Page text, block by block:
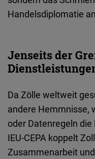
Handelsdiplomatie
Jenseits der
Da Zölle weltweit
andere Hemmnisse,
oder Datenregeln
IEU‑CEPA koppelt
Zusammenarbeit